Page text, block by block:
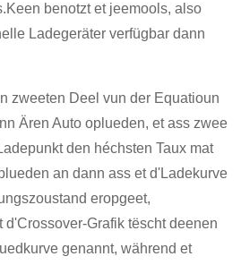
benotzt et jeemools, also
Ladegeräter verfügbar dann
zweeten Deel vun der Equatioun
Ären Auto oplueden, et ass zwee
den héchsten Taux mat
an dann ass et d'Ladekurve
eropgeet,
Grafik tëscht deenen
genannt, während et